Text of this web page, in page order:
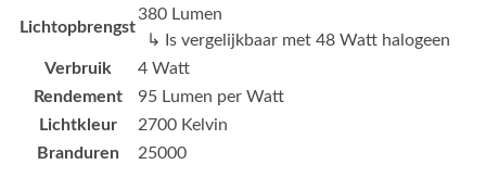
Lichtopbrengst
380 Lumen
↳ Is vergelijkbaar met 48 Watt halogeen
Verbruik
4 Watt
Rendement
95 Lumen per Watt
Lichtkleur
2700 Kelvin
Branduren
25000